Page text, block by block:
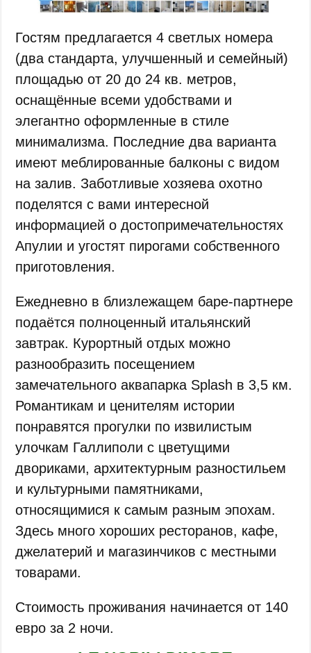
Гостям предлагается 4 светлых номера
(два стандарта, улучшенный и семейный)
площадью от 20 до 24 кв. метров,
оснащённые всеми удобствами и
элегантно оформленные в стиле
минимализма. Последние два варианта
имеют меблированные балконы с видом
на залив. Заботливые хозяева охотно
поделятся с вами интересной
информацией о достопримечательностях
Апулии и угостят пирогами собственного
приготовления.
Ежедневно в близлежащем баре-партнере
подаётся полноценный итальянский
завтрак. Курортный отдых можно
разнообразить посещением
замечательного аквапарка Splash в 3,5 км.
Романтикам и ценителям истории
понравятся прогулки по извилистым
улочкам Галлиполи с цветущими
двориками, архитектурным разностильем
и культурными памятниками,
относящимися к самым разным эпохам.
Здесь много хороших ресторанов, кафе,
джелатерий и магазинчиков с местными
товарами.
Стоимость проживания начинается от 140
евро за 2 ночи.